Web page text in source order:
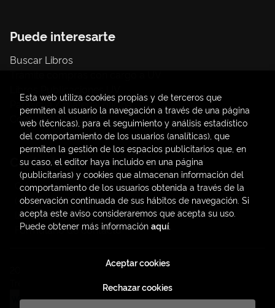
Puede interesarte
Buscar Libros
Papelería / material oficina
Consumo Sostenible
Contacto
C/ Amadeo de Saboya, 4
(+34) 963828968
latendauv@fundacio.es
Formulario de contacto
. Todos los Derechos Reservados |
Esta web utiliza cookies propias y de terceros que
permiten al usuario la navegación a través de una página
web (técnicas), para el seguimiento y análisis estadístico
del comportamiento de los usuarios (analíticas), que
permiten la gestión de los espacios publicitarios que, en
su caso, el editor haya incluido en una página
(publicitarias) y cookies que almacenan información del
comportamiento de los usuarios obtenida a través de la
observación continuada de sus hábitos de navegación. Si
acepta este aviso consideraremos que acepta su uso.
Puede obtener más información aquí.
Rechazar cookies
Aceptar cookies